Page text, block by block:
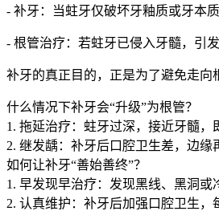
- 补牙：当蛀牙仅破坏牙釉质或牙本
- 根管治疗：若蛀牙已侵入牙髓，引
补牙的真正目的，正是为了避免走向
什么情况下补牙会“升级”为根管？
1. 拖延治疗：蛀牙过深，接近牙髓，
2. 继发龋：补牙后口腔卫生差，边缘
如何让补牙“善始善终”？
1. 早发现早治疗：发现黑线、黑洞或
2. 认真维护：补牙后加强口腔卫生，